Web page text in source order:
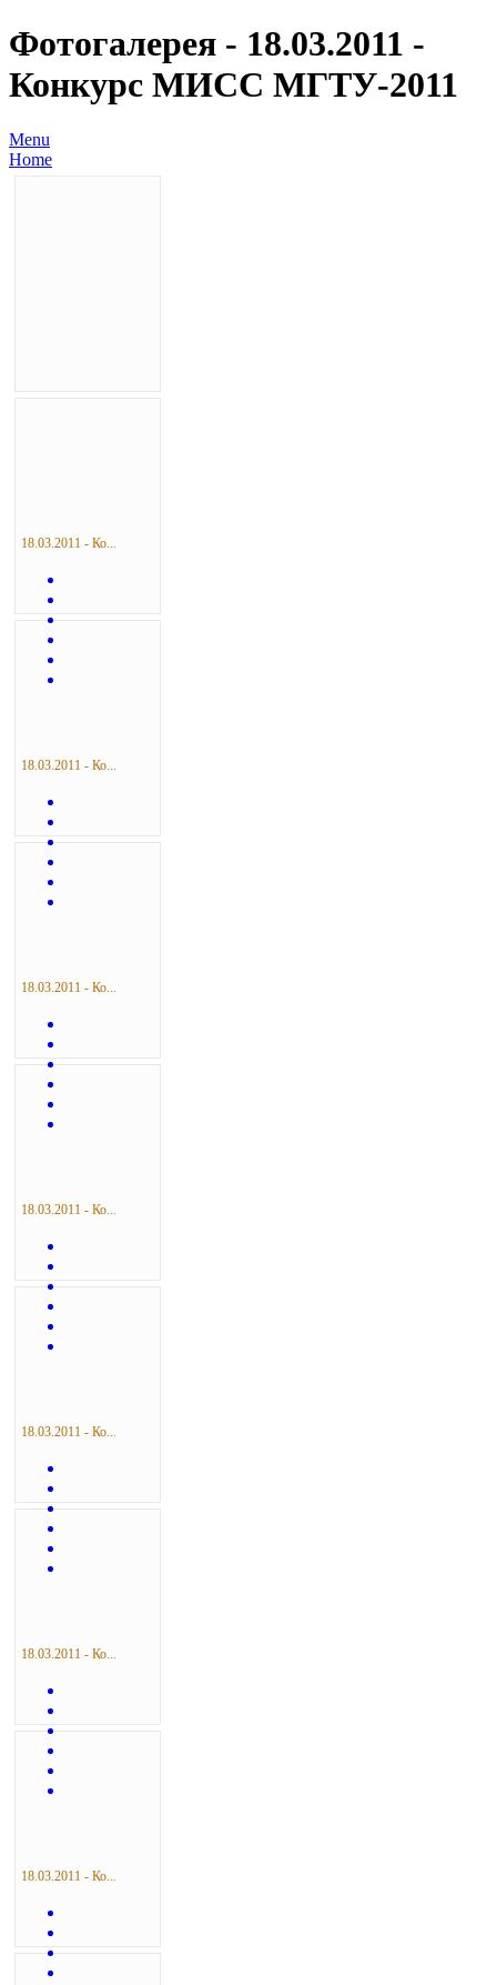
Фотогалерея - 18.03.2011 -
Конкурс МИСС МГТУ-2011
Menu
Home
18.03.2011 - Ко...
18.03.2011 - Ко...
18.03.2011 - Ко...
18.03.2011 - Ко...
18.03.2011 - Ко...
18.03.2011 - Ко...
18.03.2011 - Ко...